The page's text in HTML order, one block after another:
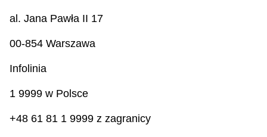
al. Jana Pawła II 17
00-854 Warszawa
Infolinia
1 9999 w Polsce
+48 61 81 1 9999 z zagranicy